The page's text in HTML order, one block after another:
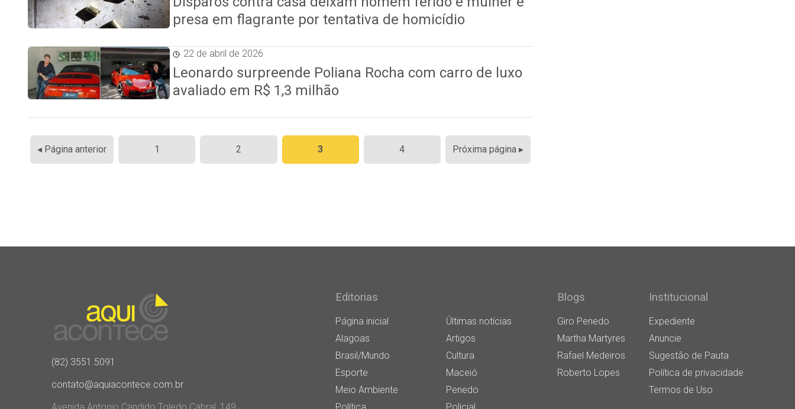
presa em flagrante por tentativa de homicídio
22 de abril de 2026
Leonardo surpreende Poliana Rocha com carro de luxo
avaliado em R$ 1,3 milhão
Paginação
de
◂ Página anterior 1 2 3 4 Próxima página ▸
(82) 3551.5091
contato@aquiacontece.com.br
Avenida Antonio Candido Toledo Cabral, 149,
Editorias
Página inicial
Últimas notícias
Alagoas
Artigos
Brasil/Mundo
Cultura
Esporte
Maceió
Meio Ambiente
Penedo
Blogs
Giro Penedo
Martha Martyres
Rafael Medeiros
Roberto Lopes
Institucional
Expediente
Anuncie
Sugestão de Pauta
Política de privacidade
Termos de Uso